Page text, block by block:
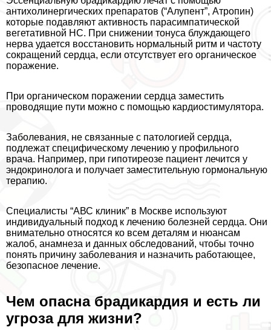
антихолинергических препаратов (“Алупент”, Атропин)
которые подавляют активность парасимпатической
вегетативной НС. При снижении тонуса блуждающего
нерва удается восстановить нормальный ритм и частоту
сокращений сердца, если отсутствует его органическое
поражение.
При органическом поражении сердца заместить
проводящие пути можно с помощью кардиостимулятора.
Заболевания, не связанные с патологией сердца,
подлежат специфическому лечению у профильного
врача. Например, при гипотиреозе пациент лечится у
эндокринолога и получает заместительную гормональную
терапию.
Специалисты “АВС клиник” в Москве используют
индивидуальный подход к лечению болезней сердца. Они
внимательно относятся ко всем деталям и нюансам
жалоб, анамнеза и данных обследований, чтобы точно
понять причину заболевания и назначить работающее,
безопасное лечение.
Чем опасна брадикардия и есть ли
угроза для жизни?